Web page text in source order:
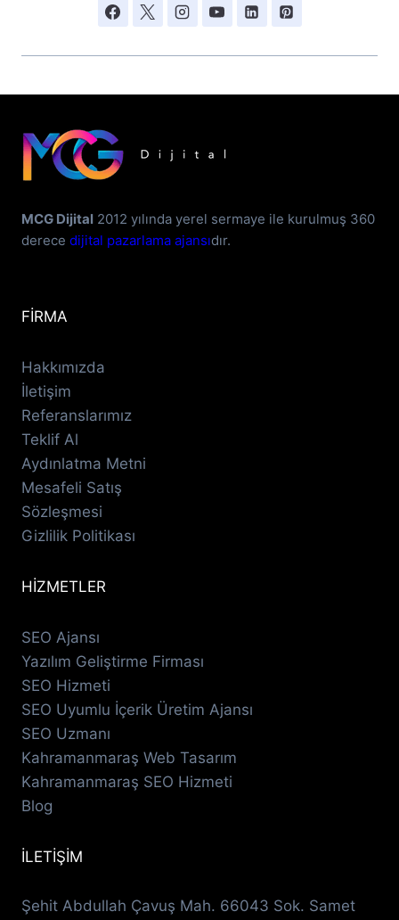
MCG Dijital 2012 yılında yerel sermaye ile kurulmuş 360
derece dijital pazarlama ajansıdır.
FİRMA
Hakkımızda
İletişim
Referanslarımız
Teklif Al
Aydınlatma Metni
Mesafeli Satış
Sözleşmesi
Gizlilik Politikası
HİZMETLER
SEO Ajansı
Yazılım Geliştirme Firması
SEO Hizmeti
SEO Uyumlu İçerik Üretim Ajansı
SEO Uzmanı
Kahramanmaraş Web Tasarım
Kahramanmaraş SEO Hizmeti
Blog
İLETİŞİM
Şehit Abdullah Çavuş Mah. 66043 Sok. Samet